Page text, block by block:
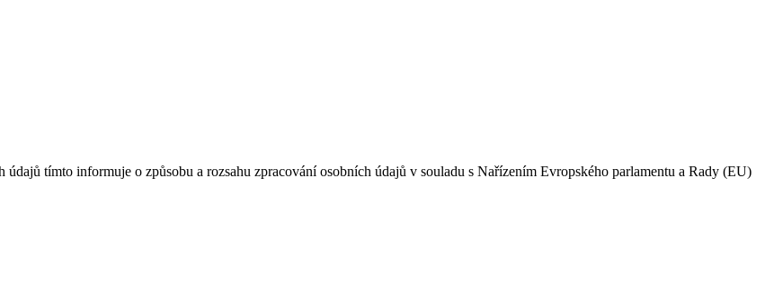
tímto informuje o způsobu a rozsahu zpracování osobních údajů v souladu s Nařízením Evropského parlamentu a Rady (EU)